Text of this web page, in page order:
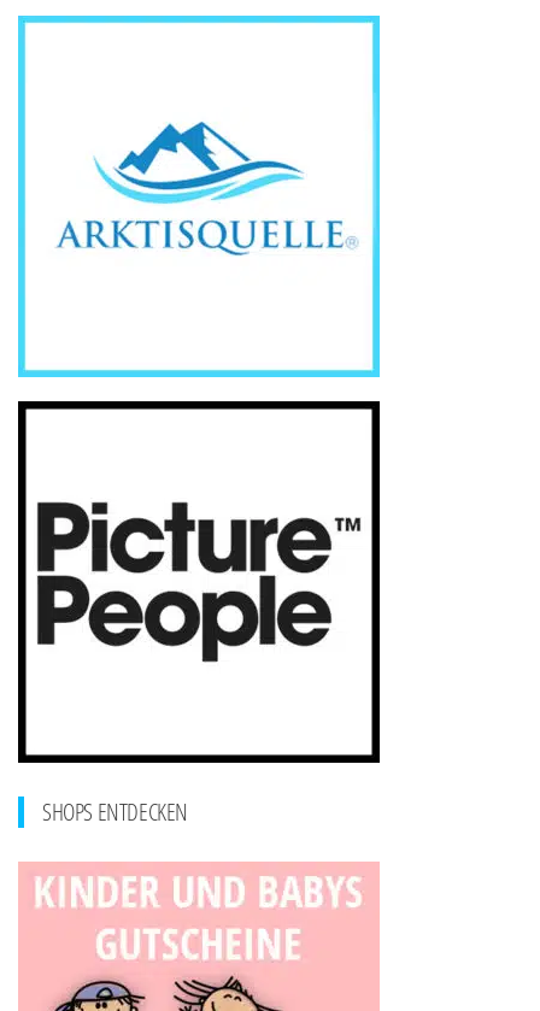
SHOPS ENTDECKEN